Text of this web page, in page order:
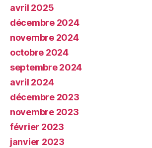
avril 2025
décembre 2024
novembre 2024
octobre 2024
septembre 2024
avril 2024
décembre 2023
novembre 2023
février 2023
janvier 2023